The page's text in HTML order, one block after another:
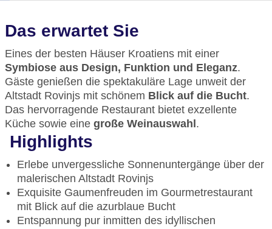
Das erwartet Sie
Eines der besten Häuser Kroatiens mit einer
Symbiose aus Design, Funktion und Eleganz.
Gäste genießen die spektakuläre Lage unweit der
Altstadt Rovinjs mit schönem Blick auf die Bucht.
Das hervorragende Restaurant bietet exzellente
Küche sowie eine große Weinauswahl .
Highlights
Erlebe unvergessliche Sonnenuntergänge über der
malerischen Altstadt Rovinjs
Exquisite Gaumenfreuden im Gourmetrestaurant
mit Blick auf die azurblaue Bucht
Entspannung pur inmitten des idyllischen